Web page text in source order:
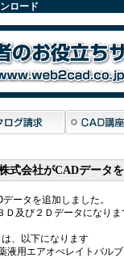
ロード
式会社がCADデータ
ータを追加しました。
及び２Ｄデータになりま
、以下になります
用エアオぺレイトバル